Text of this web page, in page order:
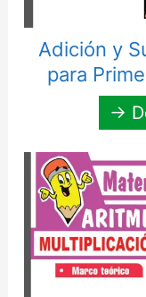
Adición y
para
→